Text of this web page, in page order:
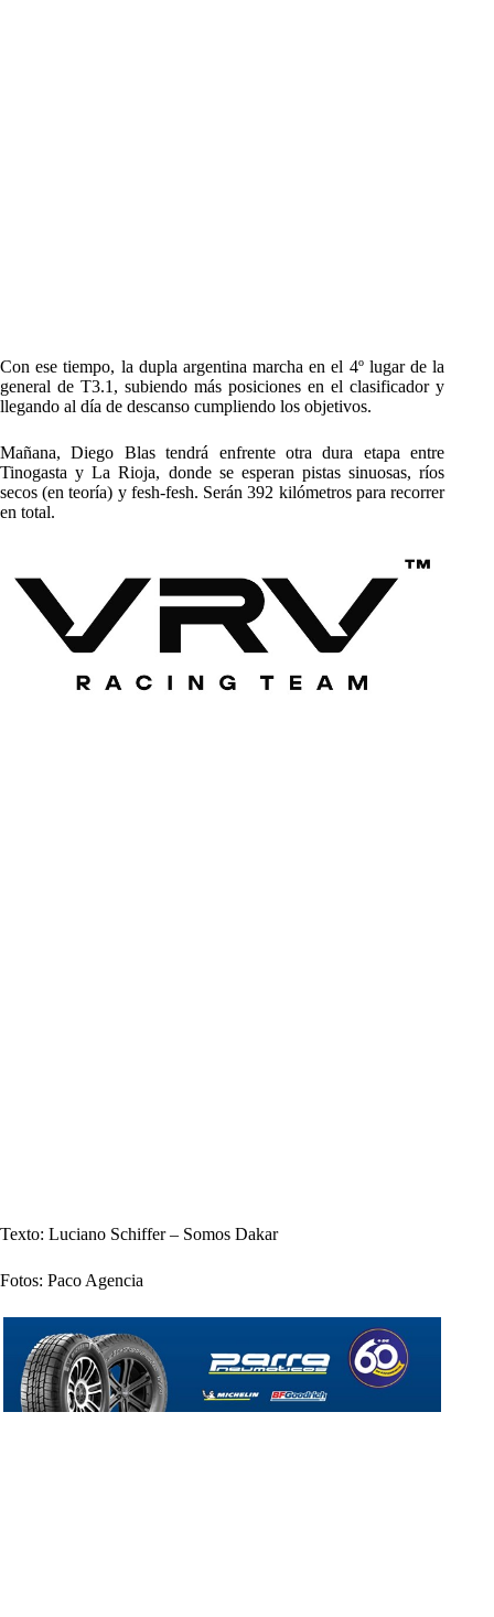
Con ese tiempo, la dupla argentina marcha en el 4º lugar de la
general de T3.1, subiendo más posiciones en el clasificador y
llegando al día de descanso cumpliendo los objetivos.
Mañana, Diego Blas tendrá enfrente otra dura etapa entre
Tinogasta y La Rioja, donde se esperan pistas sinuosas, ríos
secos (en teoría) y fesh-fesh. Serán 392 kilómetros para recorrer
en total.
Texto: Luciano Schiffer – Somos Dakar
Fotos: Paco Agencia